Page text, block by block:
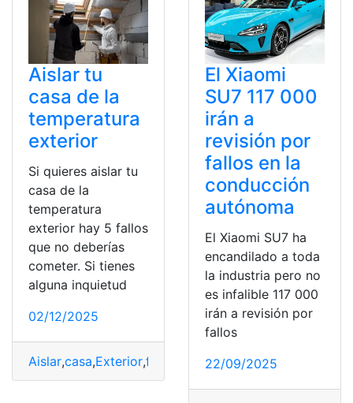
Aislar tu
casa de la
temperatura
exterior
Si quieres aislar tu
casa de la
temperatura
exterior hay 5 fallos
que no deberías
cometer. Si tienes
alguna inquietud
02/12/2025
Aislar,casa,Exterior,fallos Temperatura
El Xiaomi
SU7 117 000
irán a
revisión por
fallos en la
conducción
autónoma
El Xiaomi SU7 ha
encandilado a toda
la industria pero no
es infalible 117 000
irán a revisión por
fallos
22/09/2025